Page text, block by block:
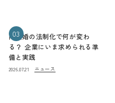
03
同性婚の法制化で何が変わ
る？ 企業にいま求められる準
備と実践
2026.07.21 ニュース